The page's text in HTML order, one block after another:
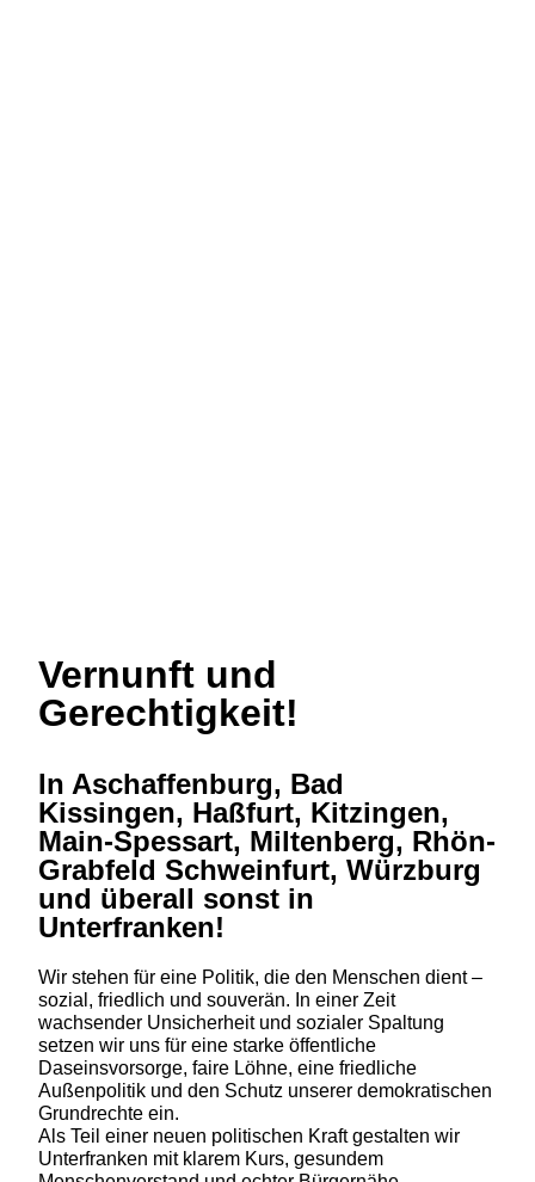
Vernunft und
Gerechtigkeit!
In Aschaffenburg, Bad
Kissingen, Haßfurt, Kitzingen,
Main-Spessart, Miltenberg, Rhön-
Grabfeld Schweinfurt, Würzburg
und überall sonst in
Unterfranken!
Wir stehen für eine Politik, die den Menschen dient –
sozial, friedlich und souverän. In einer Zeit
wachsender Unsicherheit und sozialer Spaltung
setzen wir uns für eine starke öffentliche
Daseinsvorsorge, faire Löhne, eine friedliche
Außenpolitik und den Schutz unserer demokratischen
Grundrechte ein.
Als Teil einer neuen politischen Kraft gestalten wir
Unterfranken mit klarem Kurs, gesundem